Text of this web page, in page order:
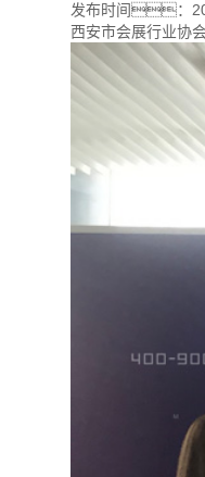
发布时间：
西安市会展行业协